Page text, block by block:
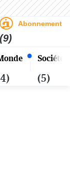
Société
(5)
Abonnement
(9)